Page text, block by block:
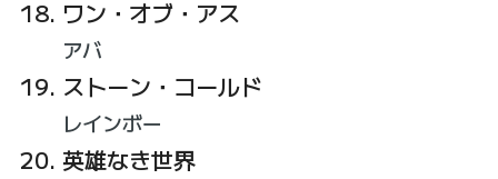
ワン・オブ・アス
アバ
ストーン・コールド
レインボー
英雄なき世界